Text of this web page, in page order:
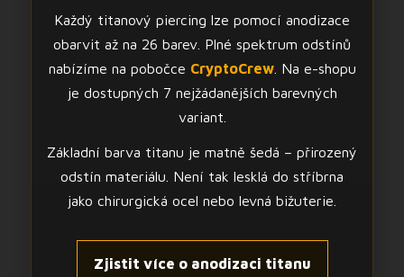
Každý titanový piercing lze pomocí anodizace
obarvit až na 26 barev. Plné spektrum odstínů
nabízíme na pobočce CryptoCrew. Na e-shopu
je dostupných 7 nejžádanějších barevných
variant.
Základní barva titanu je matně šedá – přirozený
odstín materiálu. Není tak lesklá do stříbrna
jako chirurgická ocel nebo levná bižuterie.
Zjistit více o anodizaci titanu